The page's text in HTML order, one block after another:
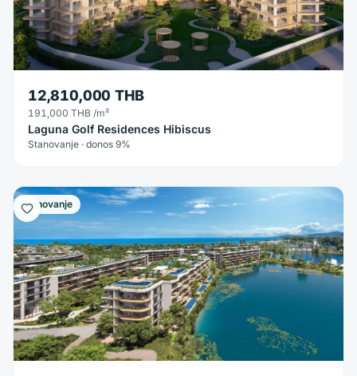
12,810,000 THB
191,000 THB /m²
Laguna Golf Residences Hibiscus
Stanovanje · donos 9%
Stanovanje